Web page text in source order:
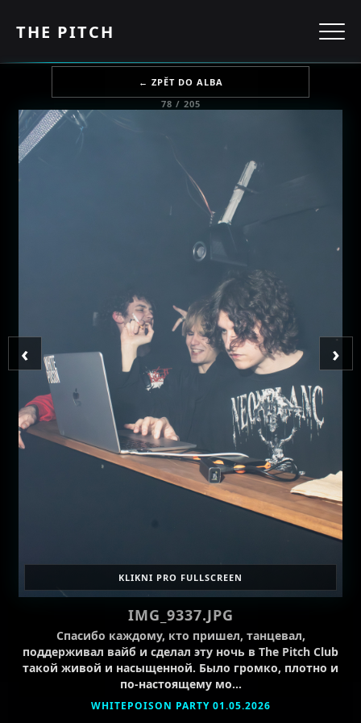
THE PITCH
← ZPĚT DO ALBA
78 / 205
‹ ›
KLIKNI PRO FULLSCREEN
IMG_9337.JPG
Спасибо каждому, кто пришел, танцевал,
поддерживал вайб и сделал эту ночь в The Pitch Club
такой живой и насыщенной. Было громко, плотно и
по-настоящему мо…
WHITEPOISON PARTY 01.05.2026